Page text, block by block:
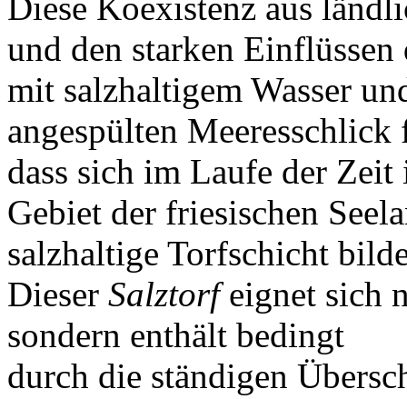
Diese Koexistenz aus
und den starken Einflüssen
mit salzhaltigem Wasser
angespülten Meeresschlick
dass sich im Laufe der Zeit
Gebiet der friesischen
salzhaltige Torfschicht
Dieser Salztorfeignet sich
sondern enthält bedingt
durch die ständigen